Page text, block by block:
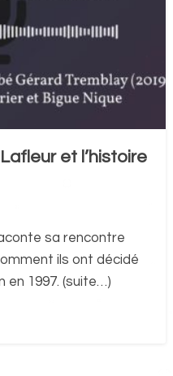
et l’histoire
sa rencontre
ils ont décidé
en 1997. (suite…)